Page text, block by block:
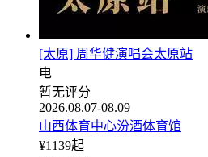
[太原] 周华健演唱会太原站
电
暂无评分
2026.08.07-08.09
山西体育中心汾酒体育馆
¥1139起